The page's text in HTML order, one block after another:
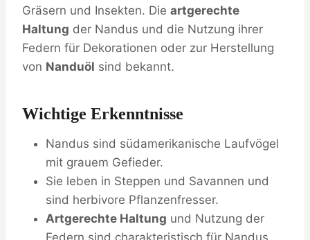
Gräsern und Insekten. Die artgerechte
Haltung der Nandus und die Nutzung ihrer
Federn für Dekorationen oder zur Herstellung
von Nanduöl sind bekannt.
Wichtige Erkenntnisse
Nandus sind südamerikanische Laufvögel
mit grauem Gefieder.
Sie leben in Steppen und Savannen und
sind herbivore Pflanzenfresser.
Artgerechte Haltung und Nutzung der